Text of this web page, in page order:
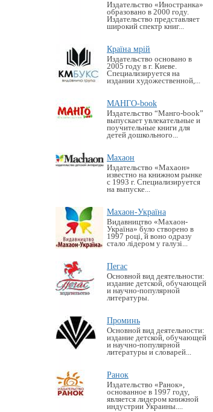
Издательство «Иностранка»
образовано в 2000 году.
Издательство представляет
широкий спектр книг...
Країна мрій
Издательство основано в
2005 году в г. Киеве.
Специализируется на
издании художественной,...
МАНГО-book
Издательство “Манго-book”
выпускает увлекательные и
поучительные книги для
детей дошкольного...
Махаон
Издательство «Махаон»
известно на книжном рынке
с 1993 г. Специализируется
на выпуске...
Махаон-Україна
Видавництво «Махаон-
Україна» було створено в
1997 році, й воно одразу
стало лідером у галузі...
Пегас
Основной вид деятельности:
издание детской, обучающей
и научно-популярной
литературы.
Проминь
Основной вид деятельности:
издание детской, обучающей
и научно-популярной
литературы и словарей...
Ранок
Издательство «Ранок»,
основанное в 1997 году,
является лидером книжной
индустрии Украины....